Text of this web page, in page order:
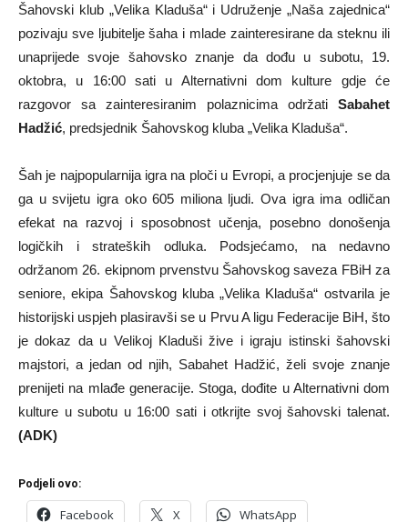
Šahovski klub „Velika Kladuša“ i Udruženje „Naša zajednica“
pozivaju sve ljubitelje šaha i mlade zainteresirane da steknu ili
unaprijede svoje šahovsko znanje da dođu u subotu, 19.
oktobra, u 16:00 sati u Alternativni dom kulture gdje će
razgovor sa zainteresiranim polaznicima održati Sabahet
Hadžić, predsjednik Šahovskog kluba „Velika Kladuša“.
Šah je najpopularnija igra na ploči u Evropi, a procjenjuje se da
ga u svijetu igra oko 605 miliona ljudi. Ova igra ima odličan
efekat na razvoj i sposobnost učenja, posebno donošenja
logičkih i strateških odluka. Podsjećamo, na nedavno
održanom 26. ekipnom prvenstvu Šahovskog saveza FBiH za
seniore, ekipa Šahovskog kluba „Velika Kladuša“ ostvarila je
historijski uspjeh plasiravši se u Prvu A ligu Federacije BiH, što
je dokaz da u Velikoj Kladuši žive i igraju istinski šahovski
majstori, a jedan od njih, Sabahet Hadžić, želi svoje znanje
prenijeti na mlađe generacije. Stoga, dođite u Alternativni dom
kulture u subotu u 16:00 sati i otkrijte svoj šahovski talenat.
(ADK)
Podjeli ovo:
Facebook X WhatsApp